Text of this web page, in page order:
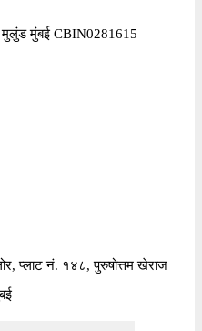
मुंबई CBIN0281615
प्लाट नं. १४८, पुरुषोत्तम खेराज